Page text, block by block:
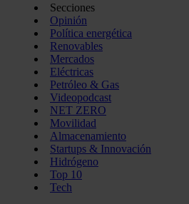
Secciones
Opinión
Política energética
Renovables
Mercados
Eléctricas
Petróleo & Gas
Videopodcast
NET ZERO
Movilidad
Almacenamiento
Startups & Innovación
Hidrógeno
Top 10
Tech